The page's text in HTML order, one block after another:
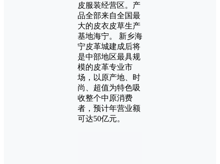
皮服装经营区。产
品全部来自全国最
大的皮衣皮草生产
基地海宁。 新乡海
宁皮革城建成后将
是中部地区最具规
模的皮革专业市
场，以原产地、时
尚、超值为特色吸
收整个中原消费
者，预计年营业额
可达50亿元。